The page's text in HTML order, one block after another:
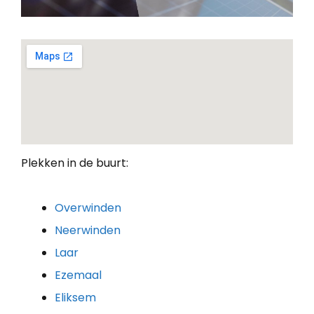
Plekken in de buurt:
Overwinden
Neerwinden
Laar
Ezemaal
Eliksem